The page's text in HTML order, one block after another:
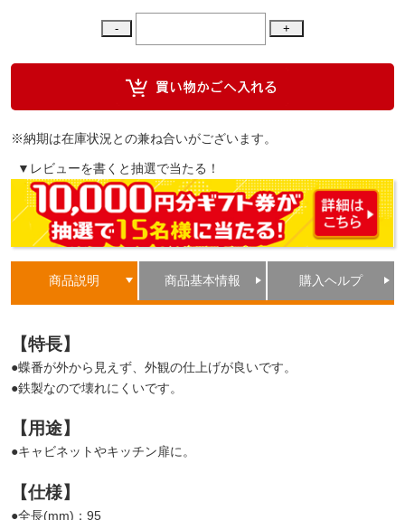
※納期は在庫状況との兼ね合いがございます。
▼レビューを書くと抽選で当たる！
商品説明 商品基本情報 購入ヘルプ
【特長】
●蝶番が外から見えず、外観の仕上げが良いです。
●鉄製なので壊れにくいです。
【用途】
●キャビネットやキッチン扉に。
【仕様】
●全長(mm)：95